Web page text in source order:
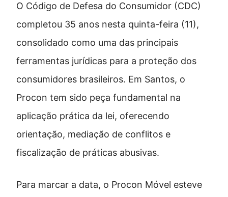
O Código de Defesa do Consumidor (CDC)
completou 35 anos nesta quinta-feira (11),
consolidado como uma das principais
ferramentas jurídicas para a proteção dos
consumidores brasileiros. Em Santos, o
Procon tem sido peça fundamental na
aplicação prática da lei, oferecendo
orientação, mediação de conflitos e
fiscalização de práticas abusivas.
Para marcar a data, o Procon Móvel esteve